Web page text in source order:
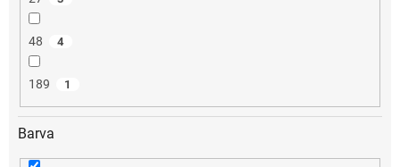
48 4
189 1
Barva